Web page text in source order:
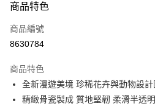
商品特色
商品編號
8630784
商品特色
全新漫遊美境 珍稀花卉與動物設計
精緻骨瓷製成 質地堅韌 柔滑半透